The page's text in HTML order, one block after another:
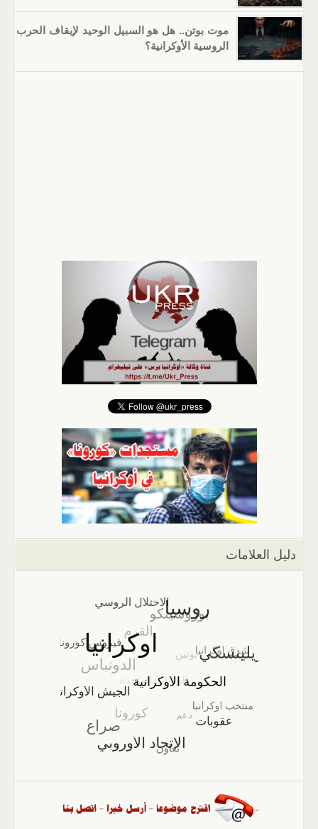
موت بوتن.. هل هو السبيل الوحيد لإيقاف الحرب
الروسية الأوكرانية؟
دليل العلامات